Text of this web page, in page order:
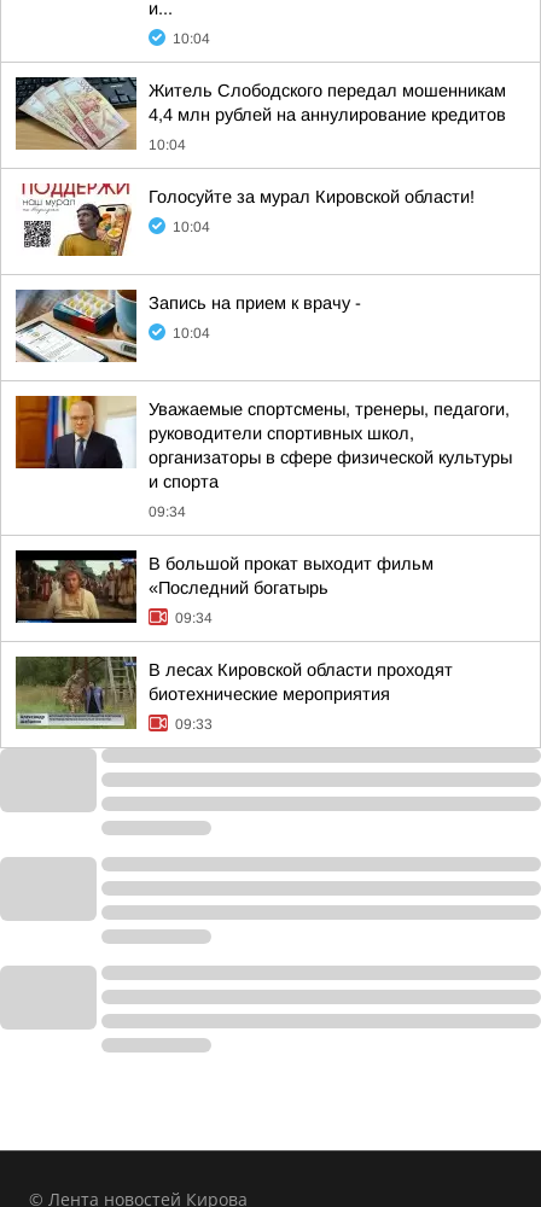
и...
10:04
Житель Слободского передал мошенникам
4,4 млн рублей на аннулирование кредитов
10:04
Голосуйте за мурал Кировской области!
10:04
Запись на прием к врачу -
10:04
Уважаемые спортсмены, тренеры, педагоги,
руководители спортивных школ,
организаторы в сфере физической культуры
и спорта
09:34
В большой прокат выходит фильм
«Последний богатырь
09:34
В лесах Кировской области проходят
биотехнические мероприятия
09:33
© Лента новостей Кирова